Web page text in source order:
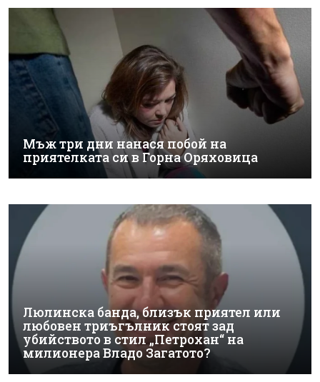
Мъж три дни нанася побой на
приятелката си в Горна Оряховица
Люлинска банда, близък приятел или
любовен триъгълник стоят зад
убийството в стил „Петрохан“ на
милионера Владо Загатото?